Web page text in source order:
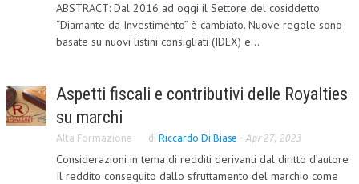
DIRITTO DELLE IMPRESE IN CRISI
SICUREZZA SUL LAVORO
DIRITTO TRIBUTARIO
ABSTRACT: Dal 2016 ad oggi il Settore del cosiddetto
“Diamante da Investimento” è cambiato. Nuove regole sono
basate su nuovi listini consigliati (IDEX) e...
Aspetti fiscali e contributivi delle Royalties
su marchi
Alta Formazione di Riccardo Di Biase - Apr 27, 2023
Considerazioni in tema di redditi derivanti dal diritto d’autore
Il reddito conseguito dallo sfruttamento del marchio come